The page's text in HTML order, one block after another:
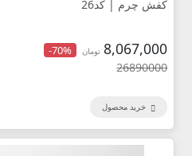
کفش چرم | کد26
8,067,000 تومان -70%
26890000
خرید محصول